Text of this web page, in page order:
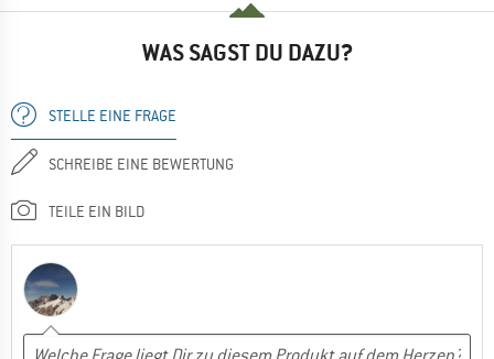
WAS SAGST DU DAZU?
STELLE EINE FRAGE
SCHREIBE EINE BEWERTUNG
TEILE EIN BILD